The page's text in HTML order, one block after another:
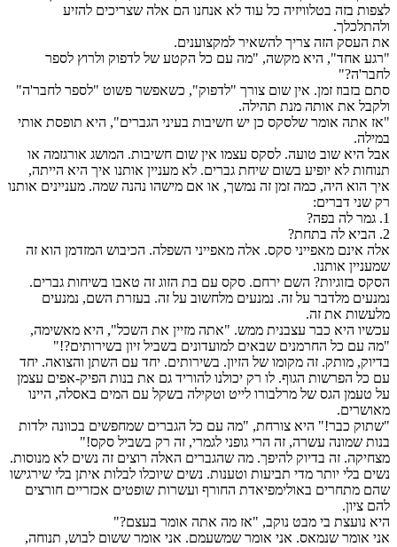
לצפות בזה בטלוויזיה כל עוד לא אנחנו הם אלה שצריכים להזיע
ולהתלכלך.
את העסק הזה צריך להשאיר למקצוענים.
"רגע אחד", היא מקשה, "מה עם כל הקטע של לדפוק ולרוץ לספר
לחבר'ה?"
סתם בזבוז זמן. אין שום צורך "לדפוק", כשאפשר פשוט "לספר לחבר'ה"
ולקבל את אותה מנת תהילה.
"אז אתה אומר שלסקס כן יש חשיבות בעיני הגברים", היא תופסת אותי
במילה.
אבל היא שוב טועה. לסקס עצמו אין שום חשיבות. המושג אורגזמה או
תנוחות לא יופיע בשום שיחת גברים. לא מעניין אותנו איך היא הייתה,
איך הוא היה, כמה זמן זה נמשך, או אם מישהו נהנה שמה. מעניינים אותנו
רק שני דברים:
1. גמר לה בפה?
2. הביא לה בתחת?
אלה אינם מאפייני סקס. אלה מאפייני השפלה. הכיבוש המזדמן הוא זה
שמעניין אותנו.
הסקס בזוגיות? השם ירחם. סקס עם בת הזוג זה טאבו בשיחות גברים.
נמנעים מלדבר על זה. נמנעים מלחשוב על זה. בעזרת השם, נמנעים
מלעשות את זה.
עכשיו היא כבר עצבנית ממש. "אתה מזיין את השכל", היא מאשימה,
"מה עם כל החרמנים שבאים למועדונים בשביל זיון בשירותים?!"
בדיוק, מותק. זה מקומו של הזיון. בשירותים. יחד עם השתן והצואה. יחד
עם כל הפרשות הגוף. לו רק יכולנו להוריד גם את בנות הפיק-אפים עצמן
על טעמן הגס של מרלבורו לייט וטקילה בשקל עם המים באסלה, היינו
מאושרים.
"שתוק כבר!" היא צורחת, "מה עם כל הגברים שמחפשים בכוונה ילדות
בנות שמונה עשרה, זה הרי גופני לגמרי, זה רק בשביל סקס!"
מצחיקה. זה בדיוק להיפך. מה שהגברים האלה רוצים זה נשים לא מנוסות.
נשים בלי יותר מדי תביעות וטענות. נשים שיוכלו לבלות איתן בלי שירגישו
שהם מתחרים באולימפיאדת החורף ועשרות שופטים אכזריים חורצים
להם ציון.
היא נועצת בי מבט נוקב, "אז מה אתה אומר בעצם?"
אני אומר שנמאס. אני אומר שמשעמם. אני אומר ששום לבוש, תנוחה,